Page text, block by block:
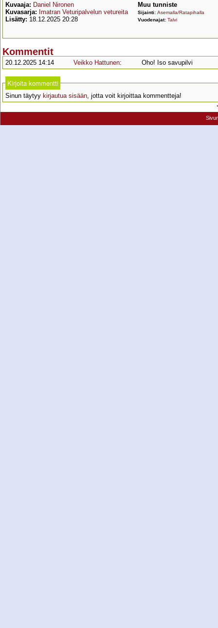
Kuvaaja: Daniel Nironen
Kuvasarja: Imatran Veturipalvelun vetureita
Lisätty: 18.12.2025 20:28
Muu tunniste
Sijainti: Asemalla/Ratapihalla
Vuodenajat: Talvi
Kommentit
20.12.2025 14:14 Veikko Hattunen: Oho! Iso savupilvi
Kirjoita kommentti
Sinun täytyy kirjautua sisään, jotta voit kirjoittaa kommentteja!